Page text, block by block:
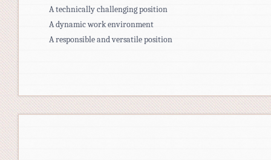
A technically challenging position
A dynamic work environment
A responsible and versatile position